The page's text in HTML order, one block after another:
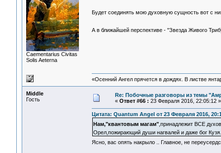
Сaementarius Civitas
Solis Aeterna
Будет соединять мою духовную сущность вот с
А в ближайшей перспективе - "Звезда Живого
«Осенний Ангел прячется в дождях. В листве
Middle
Гость
Re: Побочные разговоры из темы
« Ответ #66 : 23 Февраля 2016, 22:05:12 »
Цитата: Quantum Angel от 23 Февраля 2016,
Нам,"квантовым магам",принадлежит ВСЕ
Орел,пожирающий души нагвалей и даже бог
Ясно, вас опять накрыло .. Главное, не